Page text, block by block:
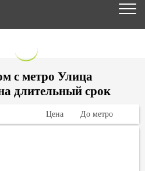
с метро Улица
длительный срок
Цена До метро